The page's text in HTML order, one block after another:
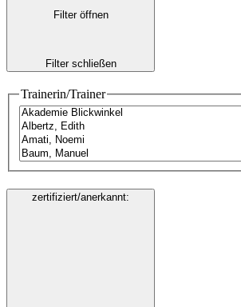
Filter öffnen
Filter schließen
Trainerin/Trainer
zertifiziert/anerkannt: